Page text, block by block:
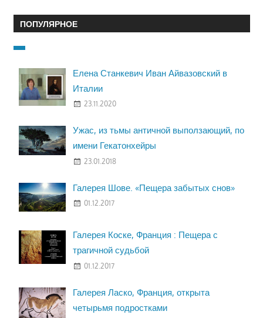
ПОПУЛЯРНОЕ
Елена Станкевич Иван Айвазовский в
Италии
23.11.2020
Ужас, из тьмы античной выползающий, по
имени Гекатонхейры
23.01.2018
Галерея Шове. «Пещера забытых снов»
01.12.2017
Галерея Коске, Франция : Пещера с
трагичной судьбой
01.12.2017
Галерея Ласко, Франция, открыта
четырьмя подростками